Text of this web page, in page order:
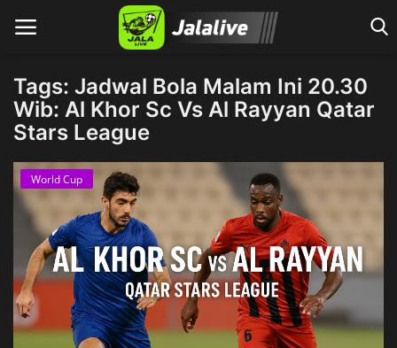
Home
Tags: Jadwal Bola Malam Ini 20.30
Wib: Al Khor Sc Vs Al Rayyan Qatar
Stars League
World Cup